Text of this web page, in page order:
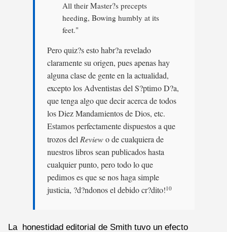
All their Master?s precepts
heeding, Bowing humbly at its
feet."
Pero quiz?s esto habr?a revelado
claramente su origen, pues apenas hay
alguna clase de gente en la actualidad,
excepto los Adventistas del S?ptimo D?a,
que tenga algo que decir acerca de todos
los Diez Mandamientos de Dios, etc.
Estamos perfectamente dispuestos a que
trozos del Reviewo de cualquiera de
nuestros libros sean publicados hasta
cualquier punto, pero todo lo que
pedimos es que se nos haga simple
justicia, ?d?ndonos el debido cr?dito!10
La honestidad editorial de Smith tuvo un efecto